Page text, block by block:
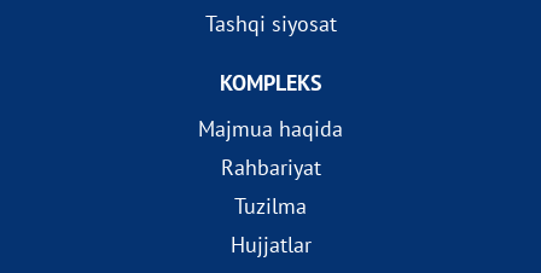
Tashqi siyosat
KOMPLEKS
Majmua haqida
Rahbariyat
Tuzilma
Hujjatlar